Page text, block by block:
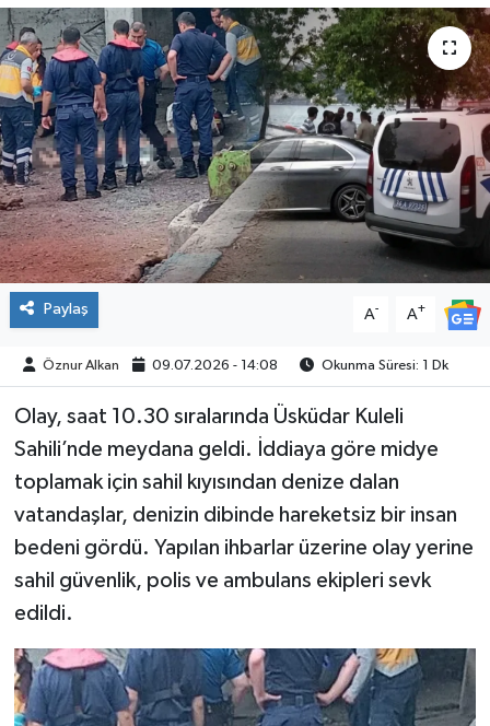
Paylaş A- A+
Öznur Alkan 09.07.2026 - 14:08 Okunma Süresi: 1 Dk
Olay, saat 10.30 sıralarında Üsküdar Kuleli
Sahili’nde meydana geldi. İddiaya göre midye
toplamak için sahil kıyısından denize dalan
vatandaşlar, denizin dibinde hareketsiz bir insan
bedeni gördü. Yapılan ihbarlar üzerine olay yerine
sahil güvenlik, polis ve ambulans ekipleri sevk
edildi.
SİYASET
YAŞAM
SPOR
Son Dakika Haberleri
Haber Arşivi